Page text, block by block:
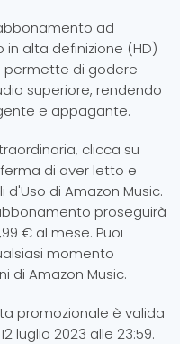
ad
in alta definizione (HD)
permette di godere
superiore, rendendo
e appagante.
clicca su
di aver letto e
di Amazon Music.
proseguirà
€ al mese. Puoi
momento
di Amazon Music.
promozionale è valida
luglio 2023 alle 23:59.